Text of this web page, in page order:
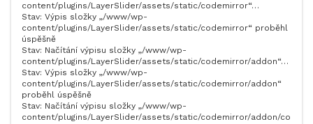
content/plugins/LayerSlider/assets/static/codemirror“…
Stav: Výpis složky „/www/wp-
content/plugins/LayerSlider/assets/static/codemirror“ proběhl
úspěšně
Stav: Načítání výpisu složky „/www/wp-
content/plugins/LayerSlider/assets/static/codemirror/addon“…
Stav: Výpis složky „/www/wp-
content/plugins/LayerSlider/assets/static/codemirror/addon“
proběhl úspěšně
Stav: Načítání výpisu složky „/www/wp-
content/plugins/LayerSlider/assets/static/codemirror/addon/co